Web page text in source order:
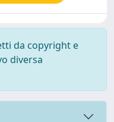
da copyright e
diversa